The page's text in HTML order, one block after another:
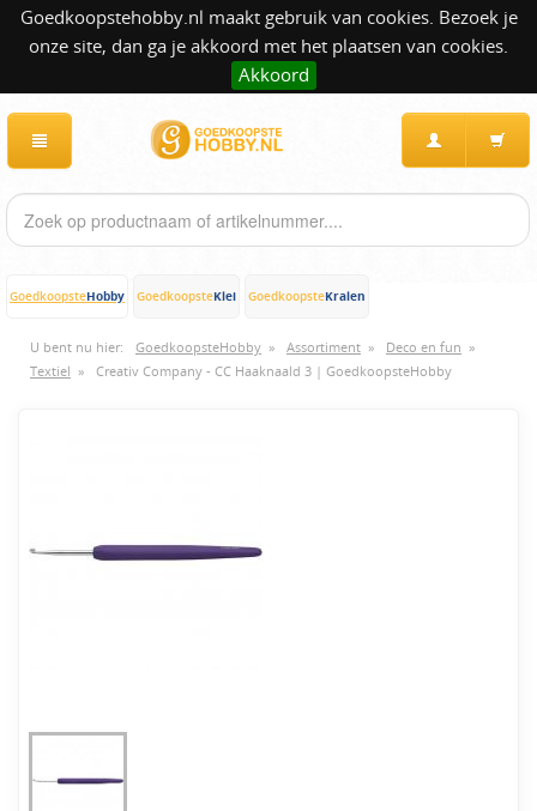
Goedkoopstehobby.nl maakt gebruik van cookies. Bezoek je
onze site, dan ga je akkoord met het plaatsen van cookies.
Akkoord
GoedkoopsteHobby GoedkoopsteKlei GoedkoopsteKralen
U bent nu hier: GoedkoopsteHobby » Assortiment » Deco en fun »
Textiel » Creativ Company - CC Haaknaald 3 | GoedkoopsteHobby